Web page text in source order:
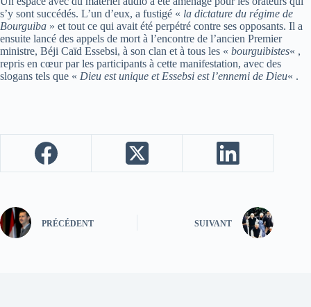
s’y sont succédés. L’un d’eux, a fustigé « la dictature du régime de
Bourguiba » et tout ce qui avait été perpétré contre ses opposants. Il a
ensuite lancé des appels de mort à l’encontre de l’ancien Premier
ministre, Béji Caïd Essebsi, à son clan et à tous les « bourguibistes« ,
repris en cœur par les participants à cette manifestation, avec des
slogans tels que « Dieu est unique et Essebsi est l’ennemi de Dieu« .
PRÉCÉDENT SUIVANT